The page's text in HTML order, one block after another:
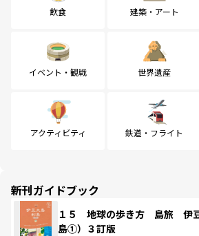
飲食 建築・アート
イベント・観戦 世界遺産
アクティビティ 鉄道・フライト
新刊ガイドブック
１５ 地球の歩き方 島旅 伊
島①）３訂版